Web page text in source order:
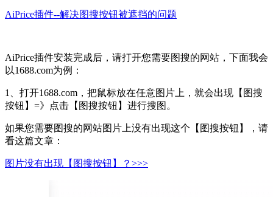
AiPrice插件--解决图搜按钮被遮挡的问题
AiPrice插件安装完成后，请打开您需要图搜的网站，下面我会
以1688.com为例：
1、打开1688.com，把鼠标放在任意图片上，就会出现【图搜
按钮】=》点击【图搜按钮】进行搜图。
如果您需要图搜的网站图片上没有出现这个【图搜按钮】，请
看这篇文章：
图片没有出现【图搜按钮】？>>>